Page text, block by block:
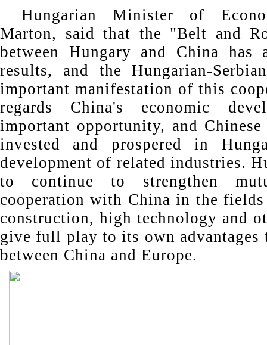
Hungarian Minister of
Marton, said that the "Belt and
between Hungary and China has
results, and the Hungarian-
important manifestation of this
regards China's economic
important opportunity, and Chinese
invested and prospered in
development of related industries.
to continue to strengthen
cooperation with China in the
construction, high technology and
give full play to its own advantages
between China and Europe.